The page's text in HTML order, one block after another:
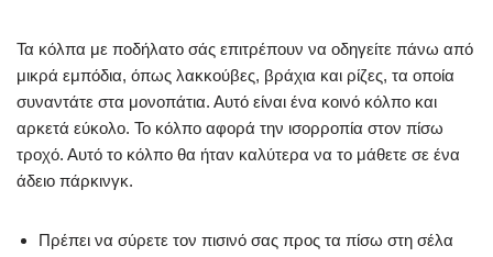
Τα κόλπα με ποδήλατο σάς επιτρέπουν να οδηγείτε πάνω από
μικρά εμπόδια, όπως λακκούβες, βράχια και ρίζες, τα οποία
συναντάτε στα μονοπάτια. Αυτό είναι ένα κοινό κόλπο και
αρκετά εύκολο. Το κόλπο αφορά την ισορροπία στον πίσω
τροχό. Αυτό το κόλπο θα ήταν καλύτερα να το μάθετε σε ένα
άδειο πάρκινγκ.
Πρέπει να σύρετε τον πισινό σας προς τα πίσω στη σέλα